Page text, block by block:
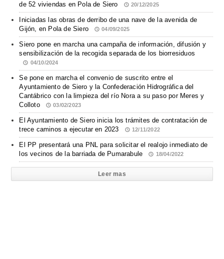
de 52 viviendas en Pola de Siero
20/12/2025
Iniciadas las obras de derribo de una nave de la avenida de
Gijón, en Pola de Siero
04/09/2025
Siero pone en marcha una campaña de información, difusión y
sensibilización de la recogida separada de los biorresiduos
04/10/2024
Se pone en marcha el convenio de suscrito entre el
Ayuntamiento de Siero y la Confederación Hidrográfica del
Cantábrico con la limpieza del río Nora a su paso por Meres y
Colloto
03/02/2023
El Ayuntamiento de Siero inicia los trámites de contratación de
trece caminos a ejecutar en 2023
12/11/2022
El PP presentará una PNL para solicitar el realojo inmediato de
los vecinos de la barriada de Pumarabule
18/04/2022
Leer mas